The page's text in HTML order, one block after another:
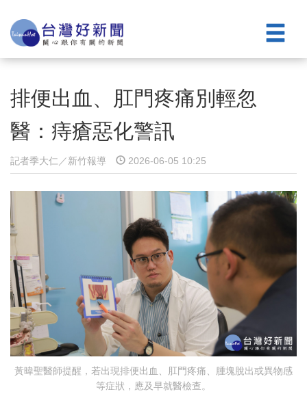
排便出血、肛門疼痛別輕忽
醫：痔瘡惡化警訊
記者季大仁／新竹報導 2026-06-05 10:25
黃暐聖醫師提醒，若出現排便出血、肛門疼痛、腫塊脫出或異物感
等症狀，應及早就醫檢查。